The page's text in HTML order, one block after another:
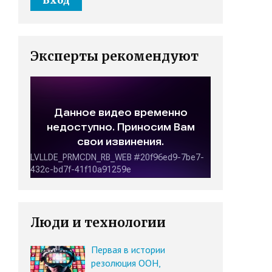
Эксперты рекомендуют
Люди и технологии
Первая в истории
резолюция ООН,